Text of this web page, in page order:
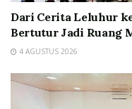
Dari Cerita Leluhur
Bertutur Jadi Ruang
4 AGUSTUS 2026